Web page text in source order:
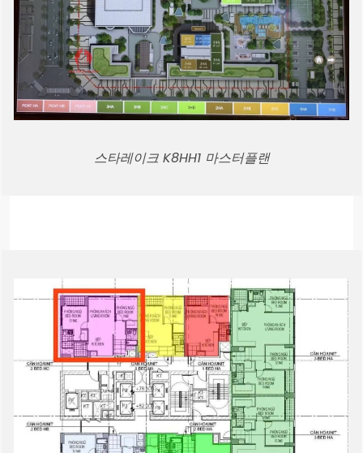
스타레이크 K8HH1 마스터플랜